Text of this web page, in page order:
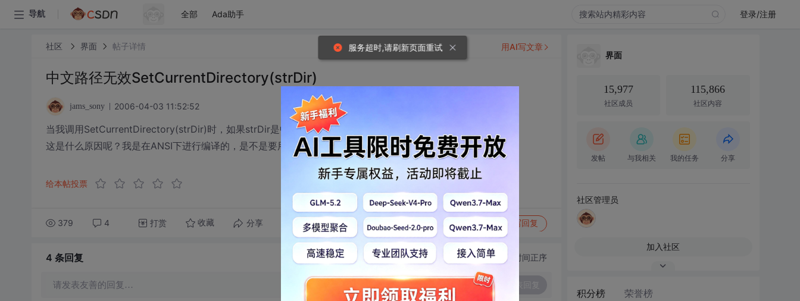
导航 全部 Ada助手 登录/注册
社区 界面 帖子详情
中文路径无效SetCurrentDirectory(strDir)
jams_sony 2006-04-03 11:52:52
当我调用SetCurrentDirectory(strDir)时，如果strDir是中文路径则函数返回失败，表明路径不对，
这是什么原因呢？我是在ANSI下进行编译的，是不是要用UNICODE，跟这有关系吗？望大侠们指点一二。
给本帖投票
379 4 打赏 收藏 分享 转发到动态 举报 写回复
用AI写文章
4 条回复 切换为时间正序
请发表友善的回复…
界面
15,977
社区成员
115,866
社区内容
发帖 与我相关 我的任务 分享
社区管理员
加入社区
积分榜 荣誉榜
服务超时,请刷新页面重试